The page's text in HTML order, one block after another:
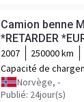
Camion benne
*RETARDER
2007 250000 km
Capacité de
Norvège, -
Publié: 24jour(s)